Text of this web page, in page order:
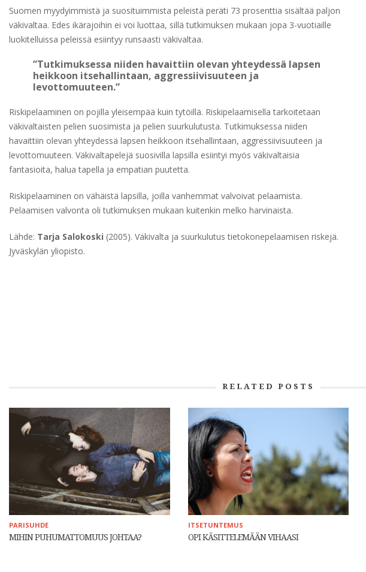
Suomen myydyimmistä ja suosituimmista peleistä peräti 73 prosenttia sisältää paljon
väkivaltaa. Edes ikärajoihin ei voi luottaa, sillä tutkimuksen mukaan jopa 3-vuotiaille
luokitelluissa peleissä esiintyy runsaasti väkivaltaa.
”Tutkimuksessa niiden havaittiin olevan yhteydessä lapsen
heikkoon itsehallintaan, aggressiivisuuteen ja
levottomuuteen.”
Riskipelaaminen on pojilla yleisempää kuin tytöillä. Riskipelaamisella tarkoitetaan
väkivaltaisten pelien suosimista ja pelien suurkulutusta. Tutkimuksessa niiden
havaittiin olevan yhteydessä lapsen heikkoon itsehallintaan, aggressiivisuuteen ja
levottomuuteen. Väkivaltapelejä suosivilla lapsilla esiintyi myös väkivaltaisia
fantasioita, halua tapella ja empatian puutetta.
Riskipelaaminen on vähäistä lapsilla, joilla vanhemmat valvoivat pelaamista.
Pelaamisen valvonta oli tutkimuksen mukaan kuitenkin melko harvinaista.
Lähde: Tarja Salokoski (2005). Väkivalta ja suurkulutus tietokonepelaamisen riskejä.
Jyväskylän yliopisto.
RELATED POSTS
PARISUHDE
MIHIN PUHUMATTOMUUS JOHTAA?
ITSETUNTEMUS
OPI KÄSITTELEMÄÄN VIHAASI